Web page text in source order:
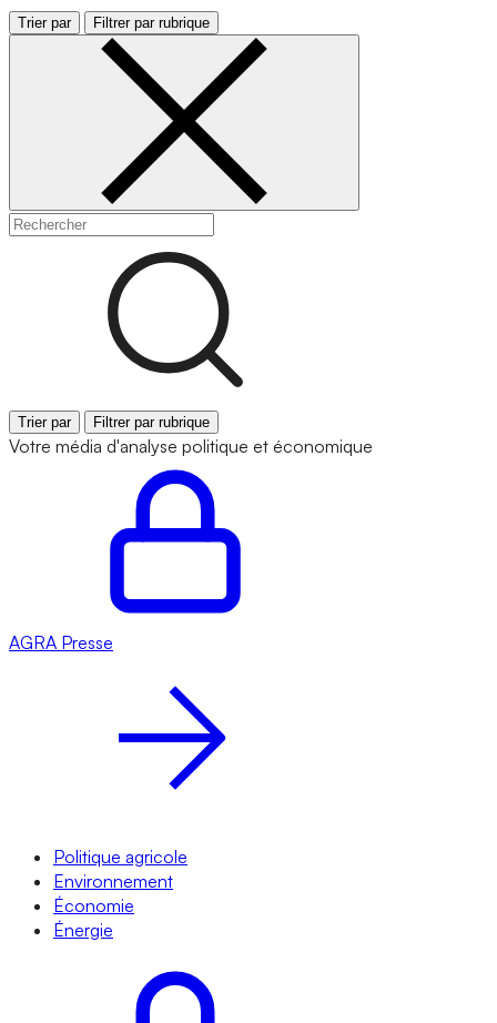
Trier par Filtrer par rubrique
Trier par Filtrer par rubrique
Votre média d'analyse politique et économique
AGRA Presse
Politique agricole
Environnement
Économie
Énergie